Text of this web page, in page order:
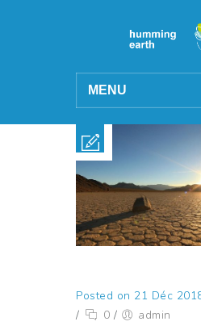
MENU
Posted on 21 Déc
/
0 / admin